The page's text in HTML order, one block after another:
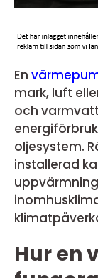
En
mark, luft
och
oljesystem.
installerad
Hur en